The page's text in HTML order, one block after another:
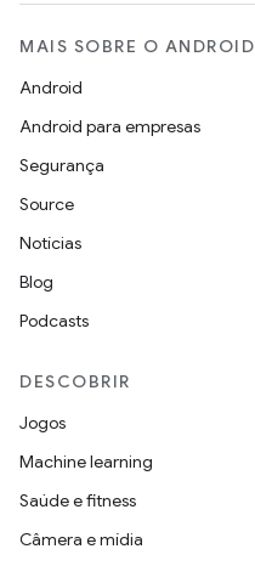
MAIS SOBRE O ANDROID
Android
Android para empresas
Segurança
Source
Notícias
Blog
Podcasts
DESCOBRIR
Jogos
Machine learning
Saúde e fitness
Câmera e mídia